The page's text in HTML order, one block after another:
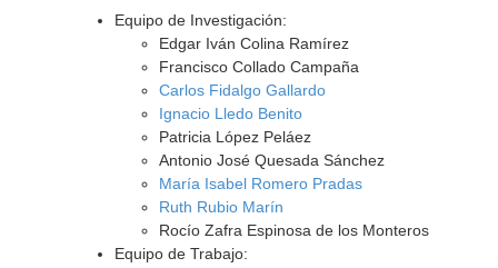
Equipo de Investigación:
Edgar Iván Colina Ramírez
Francisco Collado Campaña
Carlos Fidalgo Gallardo
Ignacio Lledo Benito
Patricia López Peláez
Antonio José Quesada Sánchez
María Isabel Romero Pradas
Ruth Rubio Marín
Rocío Zafra Espinosa de los Monteros
Equipo de Trabajo: